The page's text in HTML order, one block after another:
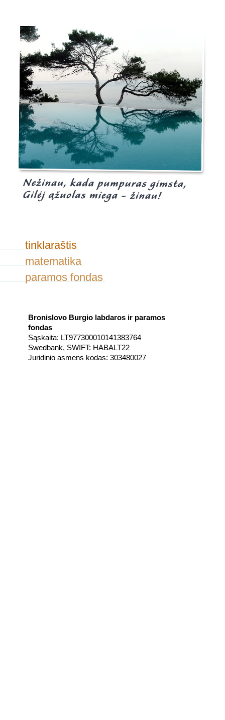
tinklaraštis
matematika
paramos fondas
Bronislovo Burgio labdaros ir paramos
fondas
Sąskaita: LT977300010141383764
Swedbank, SWIFT: HABALT22
Juridinio asmens kodas: 303480027